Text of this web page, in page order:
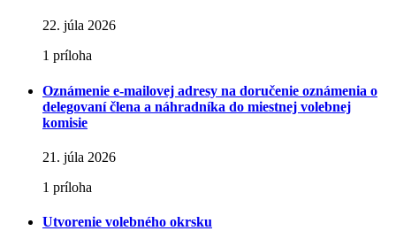
22. júla 2026
1 príloha
Oznámenie e-mailovej adresy na doručenie oznámenia o
delegovaní člena a náhradníka do miestnej volebnej
komisie
21. júla 2026
1 príloha
Utvorenie volebného okrsku